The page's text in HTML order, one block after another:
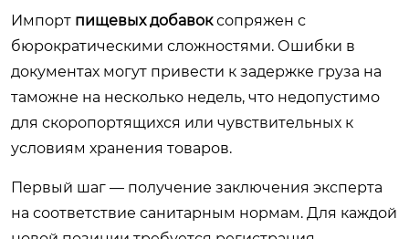
Импорт пищевых добавоксопряжен с
бюрократическими сложностями. Ошибки в
документах могут привести к задержке груза на
таможне на несколько недель, что недопустимо
для скоропортящихся или чувствительных к
условиям хранения товаров.
Первый шаг — получение заключения эксперта
на соответствие санитарным нормам. Для каждой